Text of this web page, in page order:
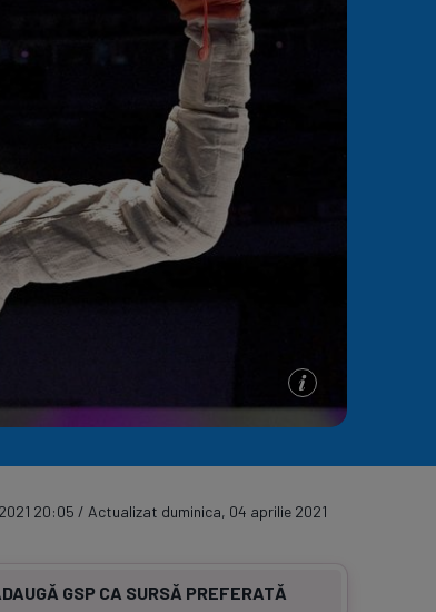
Clasament
20:05 / Actualizat duminica, 04 aprilie 2021
GSP CA SURSĂ PREFERATĂ